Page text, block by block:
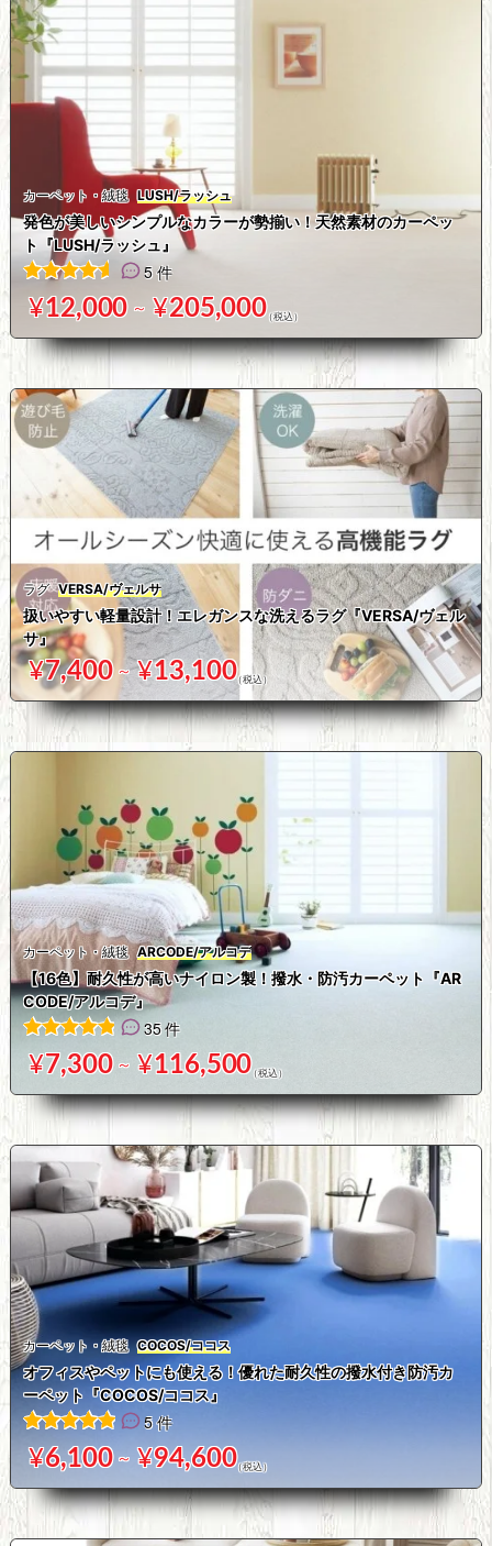
カーペット・絨毯 LUSH/ラッシュ
発色が美しいシンプルなカラーが勢揃い！天然素材のカーペッ
ト『LUSH/ラッシュ』
5件の利用者評価に基づく5段階評価のうち、
5 件
¥12,000 ～ ¥205,000
ラグ VERSA/ヴェルサ
扱いやすい軽量設計！エレガンスな洗えるラグ『VERSA/ヴェル
サ』
¥7,400 ～ ¥13,100
カーペット・絨毯 ARCODE/アルコデ
【16色】耐久性が高いナイロン製！撥水・防汚カーペット『AR
CODE/アルコデ』
35
件の利用者評価に基づく5段階評価のうち、
35 件
¥7,300 ～ ¥116,500
カーペット・絨毯 COCOS/ココス
オフィスやペットにも使える！優れた耐久性の撥水付き防汚カ
ーペット『COCOS/ココス』
5
件の利用者評価に基づく5段階評価のうち、
5 件
¥6,100 ～ ¥94,600